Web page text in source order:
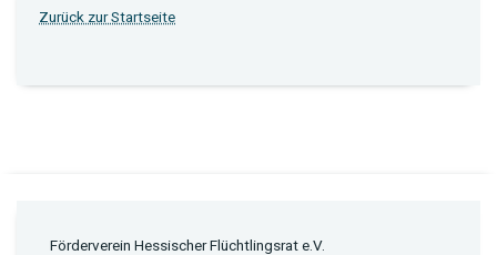
Zurück zur Startseite
Förderverein Hessischer Flüchtlingsrat e.V.